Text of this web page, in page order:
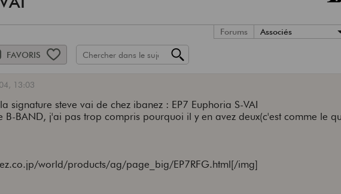
Forums Associés
FAVORIS
13:03
signature steve vai de chez ibanez : EP7 Euphoria S-VAI
B-BAND, j'ai pas trop compris pourquoi il y en avez deux(c'est comme le
world/products/ag/page_big/EP7RFG.html[/img]